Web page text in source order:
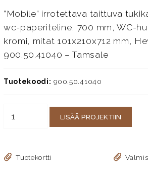
”Mobile” irrotettava taittuva
wc-paperiteline, 700 mm, WC-
kromi, mitat 101x210x712 mm,
900.50.41040 – Tamsale
Tuotekoodi: 900.50.41040
LISÄÄ PROJEKTIIN
Tuotekortti